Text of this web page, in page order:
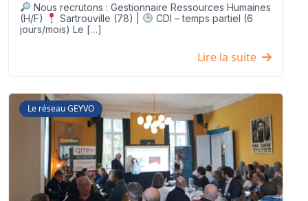
Nous recrutons : Gestionnaire Ressources Humaines
(H/F)
Sartrouville (78) |
CDI – temps partiel (6
jours/mois) Le […]
Lire la suite
Le réseau GEYVO